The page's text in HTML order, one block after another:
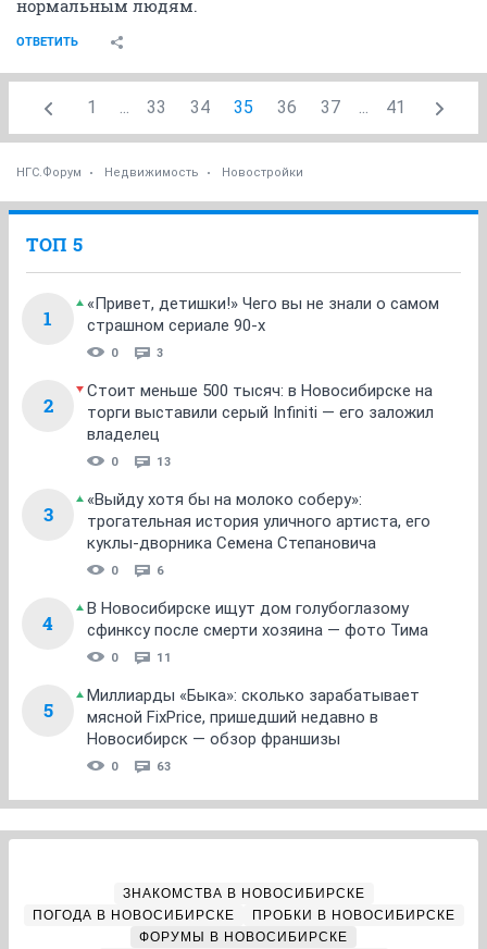
нормальным людям.
ОТВЕТИТЬ
1 ... 33 34 35 36 37 ... 41
НГС.Форум Недвижимость Новостройки
ТОП 5
1
«Привет, детишки!» Чего вы не знали о самом
страшном сериале 90-х
0 3
2
Стоит меньше 500 тысяч: в Новосибирске на
торги выставили серый Infiniti — его заложил
владелец
0 13
3
«Выйду хотя бы на молоко соберу»:
трогательная история уличного артиста, его
куклы-дворника Семена Степановича
0 6
4
В Новосибирске ищут дом голубоглазому
сфинксу после смерти хозяина — фото Тима
0 11
5
Миллиарды «Быка»: сколько зарабатывает
мясной FixPrice, пришедший недавно в
Новосибирск — обзор франшизы
0 63
ЗНАКОМСТВА В НОВОСИБИРСКЕ
ПОГОДА В НОВОСИБИРСКЕ
ПРОБКИ В НОВОСИБИРСКЕ
ФОРУМЫ В НОВОСИБИРСКЕ